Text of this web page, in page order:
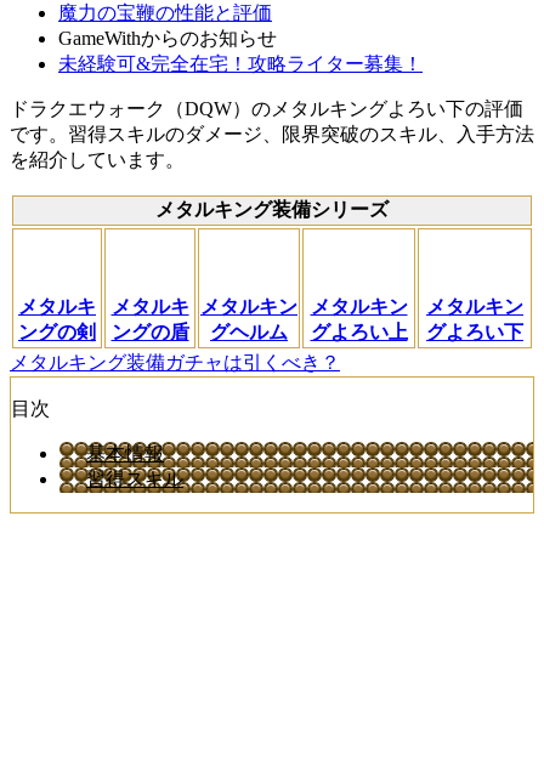
魔力の宝鞭の性能と評価
GameWithからのお知らせ
未経験可&完全在宅！攻略ライター募集！
ドラクエウォーク（DQW）のメタルキングよろい下の評価
です。習得スキルのダメージ、限界突破のスキル、入手方法
を紹介しています。
メタルキング装備シリーズ
メタルキ
ングの剣
メタルキ
ングの盾
メタルキン
グヘルム
メタルキン
グよろい上
メタルキン
グよろい下
メタルキング装備ガチャは引くべき？
目次
基本情報
習得スキル